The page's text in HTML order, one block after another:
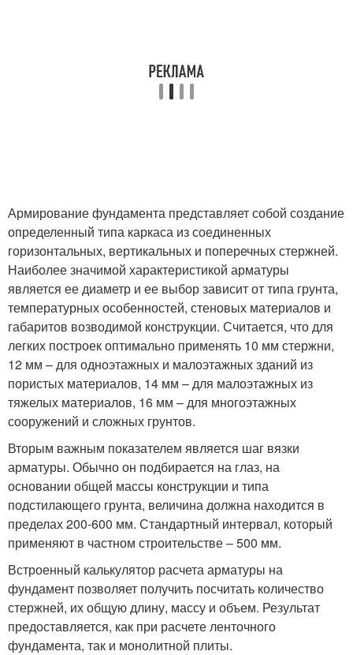
Армирование фундамента представляет собой создание
определенный типа каркаса из соединенных
горизонтальных, вертикальных и поперечных стержней.
Наиболее значимой характеристикой арматуры
является ее диаметр и ее выбор зависит от типа грунта,
температурных особенностей, стеновых материалов и
габаритов возводимой конструкции. Считается, что для
легких построек оптимально применять 10 мм стержни,
12 мм – для одноэтажных и малоэтажных зданий из
пористых материалов, 14 мм – для малоэтажных из
тяжелых материалов, 16 мм – для многоэтажных
сооружений и сложных грунтов.
Вторым важным показателем является шаг вязки
арматуры. Обычно он подбирается на глаз, на
основании общей массы конструкции и типа
подстилающего грунта, величина должна находится в
пределах 200-600 мм. Стандартный интервал, который
применяют в частном строительстве – 500 мм.
Встроенный калькулятор расчета арматуры на
фундамент позволяет получить посчитать количество
стержней, их общую длину, массу и объем. Результат
предоставляется, как при расчете ленточного
фундамента, так и монолитной плиты.